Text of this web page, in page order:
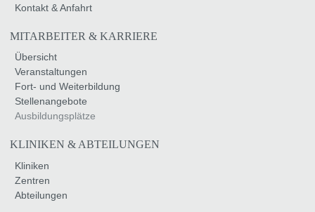
Kontakt & Anfahrt
MITARBEITER & KARRIERE
Übersicht
Veranstaltungen
Fort- und Weiterbildung
Stellenangebote
Ausbildungsplätze
KLINIKEN & ABTEILUNGEN
Kliniken
Zentren
Abteilungen